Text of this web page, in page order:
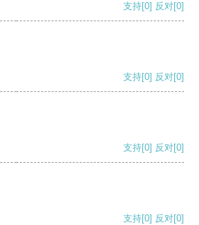
支持[0] 反对[0]
支持[0] 反对[0]
支持[0] 反对[0]
支持[0] 反对[0]